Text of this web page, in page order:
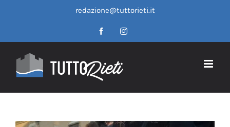
redazione@tuttorieti.it
FacebookInstagram